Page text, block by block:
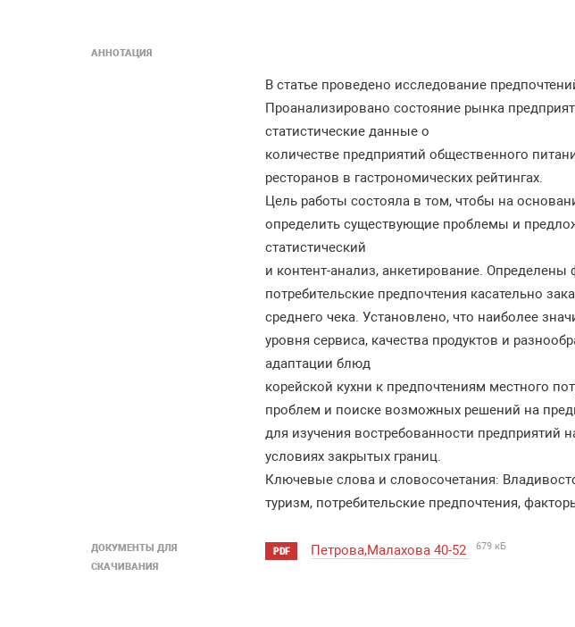
АННОТАЦИЯ
В статье проведено исследование
Проанализировано состояние рынка
статистические данные о
количестве предприятий общественного
ресторанов в гастрономических рейтингах.
Цель работы состояла в том, чтобы на
определить существующие проблемы и
статистический
и контент-анализ, анкетирование.
потребительские предпочтения касательно
среднего чека. Установлено, что наиболее
уровня сервиса, качества продуктов и
адаптации блюд
корейской кухни к предпочтениям местного
проблем и поиске возможных решений на
для изучения востребованности предприятий
условиях закрытых границ.
Ключевые слова и словосочетания:
туризм, потребительские предпочтения,
ДОКУМЕНТЫ ДЛЯ
СКАЧИВАНИЯ
PDF Петрова,Малахова 40-52 679 кБ